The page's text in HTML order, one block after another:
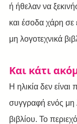
ή ήθελαν να
και έσοδα χάρη
μη λογοτεχνικά
Και κάτι
Η ηλικία δεν
συγγραφή ενός μη
βιβλίου. Το